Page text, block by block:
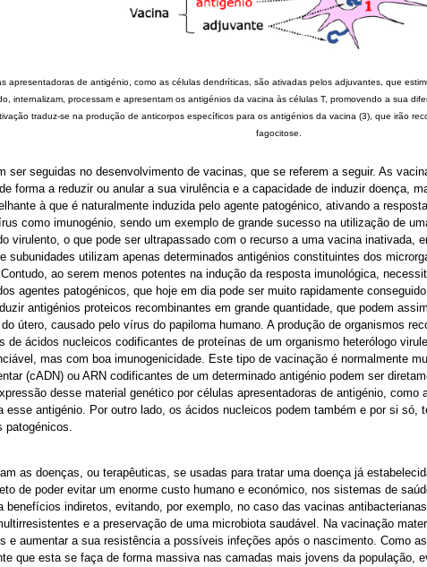
apresentadoras de antigénio, como as células dendríticas, são ativadas pelos adjuvantes, que
internalizam, processam e apresentam os antigénios da vacina às células T, promovendo a sua
traduz-se na produção de anticorpos específicos para os antigénios da vacina (3), que irão
fagocitose.
ser seguidas no desenvolvimento de vacinas, que se referem a seguir. As
forma a reduzir ou anular a sua virulência e a capacidade de induzir doença,
à que é naturalmente induzida pelo agente patogénico, ativando a
como imunogénio, sendo um exemplo de grande sucesso na utilização de
virulento, o que pode ser ultrapassado com o recurso a uma vacina inativada,
subunidades utilizam apenas determinados antigénios constituintes dos
ao serem menos potentes na indução da resposta imunológica,
agentes patogénicos, que hoje em dia pode ser muito rapidamente
antigénios proteicos recombinantes em grande quantidade, que podem
útero, causado pelo vírus do papiloma humano. A produção de organismos
de ácidos nucleicos codificantes de proteínas de um organismo heterólogo
mas com boa imunogenicidade. Este tipo de vacinação é normalmente
(cADN) ou ARN codificantes de um determinado antigénio podem ser
desse material genético por células apresentadoras de antigénio,
antigénio. Por outro lado, os ácidos nucleicos podem também e por si só,
patogénicos.
as doenças, ou terapêuticas, se usadas para tratar uma doença já
de poder evitar um enorme custo humano e económico, nos sistemas de
indiretos, evitando, por exemplo, no caso das vacinas
e a preservação de uma microbiota saudável. Na vacinação
e aumentar a sua resistência a possíveis infeções após o nascimento. Como
que esta se faça de forma massiva nas camadas mais jovens da população,